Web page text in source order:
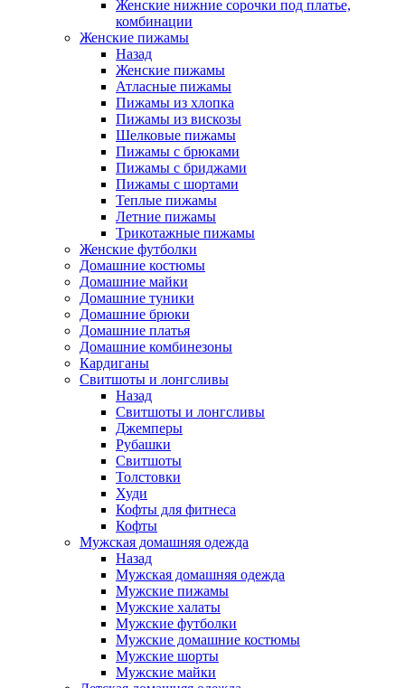
Женские нижние сорочки под платье,
комбинации
Женские пижамы
Назад
Женские пижамы
Атласные пижамы
Пижамы из хлопка
Пижамы из вискозы
Шелковые пижамы
Пижамы с брюками
Пижамы с бриджами
Пижамы с шортами
Теплые пижамы
Летние пижамы
Трикотажные пижамы
Женские футболки
Домашние костюмы
Домашние майки
Домашние туники
Домашние брюки
Домашние платья
Домашние комбинезоны
Кардиганы
Свитшоты и лонгсливы
Назад
Свитшоты и лонгсливы
Джемперы
Рубашки
Свитшоты
Толстовки
Худи
Кофты для фитнеса
Кофты
Мужская домашняя одежда
Назад
Мужская домашняя одежда
Мужские пижамы
Мужские халаты
Мужские футболки
Мужские домашние костюмы
Мужские шорты
Мужские майки